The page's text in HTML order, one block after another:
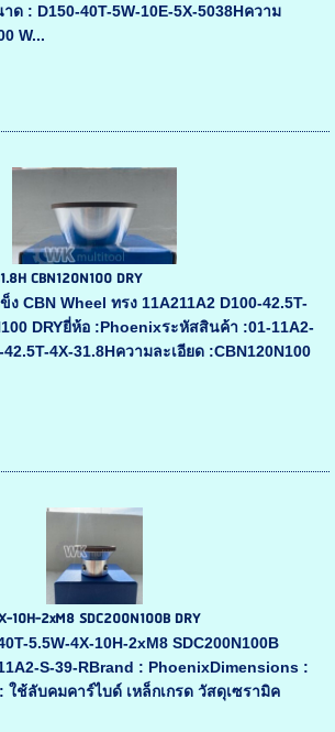
ด : D150-40T-5W-10E-5X-5038Hความ
W...
CBN120N100 DRY
CBN Wheel ทรง 11A211A2 D100-42.5T-
DRYยี่ห้อ :Phoenixระหัสสินค้า :01-11A2-
4X-31.8Hความละเอียด :CBN120N100
10H-2xM8 SDC200N100B DRY
5.5W-4X-10H-2xM8 SDC200N100B
S-39-RBrand : PhoenixDimensions :
ใช้ลับคมคาร์ไบด์ เหล็กเกรด วัสดุเซรามิค